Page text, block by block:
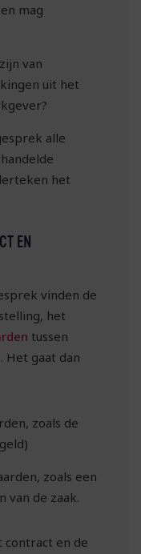
mag
van
uit het
alle
het
EN
vinden de
het
tussen
Het gaat dan
zoals de
zoals een
van de zaak.
contract en de